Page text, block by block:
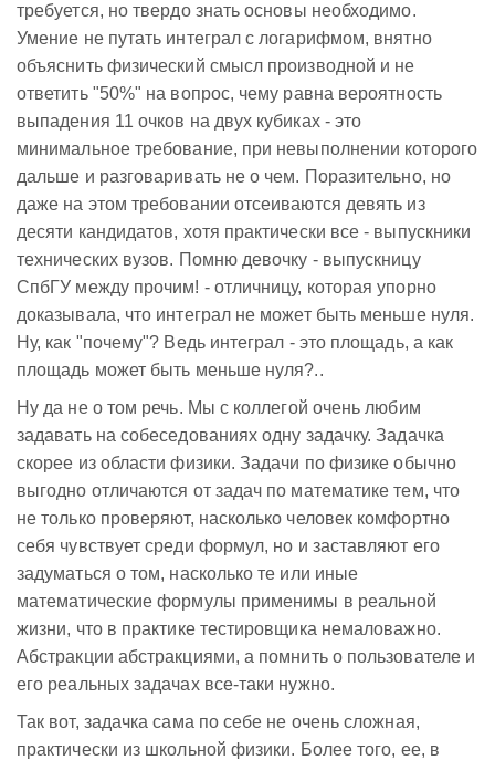
требуется, но твердо знать основы необходимо.
Умение не путать интеграл с логарифмом, внятно
объяснить физический смысл производной и не
ответить "50%" на вопрос, чему равна вероятность
выпадения 11 очков на двух кубиках - это
минимальное требование, при невыполнении которого
дальше и разговаривать не о чем. Поразительно, но
даже на этом требовании отсеиваются девять из
десяти кандидатов, хотя практически все - выпускники
технических вузов. Помню девочку - выпускницу
СпбГУ между прочим! - отличницу, которая упорно
доказывала, что интеграл не может быть меньше нуля.
Ну, как "почему"? Ведь интеграл - это площадь, а как
площадь может быть меньше нуля?..
Ну да не о том речь. Мы с коллегой очень любим
задавать на собеседованиях одну задачку. Задачка
скорее из области физики. Задачи по физике обычно
выгодно отличаются от задач по математике тем, что
не только проверяют, насколько человек комфортно
себя чувствует среди формул, но и заставляют его
задуматься о том, насколько те или иные
математические формулы применимы в реальной
жизни, что в практике тестировщика немаловажно.
Абстракции абстракциями, а помнить о пользователе и
его реальных задачах все-таки нужно.
Так вот, задачка сама по себе не очень сложная,
практически из школьной физики. Более того, ее, в